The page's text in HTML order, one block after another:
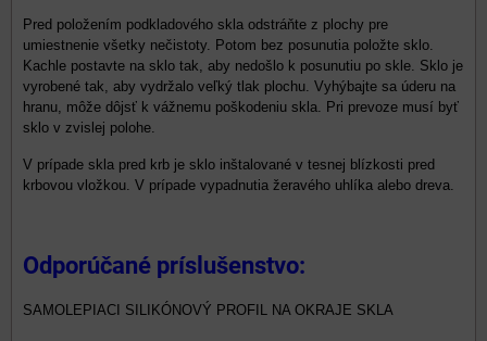
Pred položením podkladového skla odstráňte z plochy pre
umiestnenie všetky nečistoty. Potom bez posunutia položte sklo.
Kachle postavte na sklo tak, aby nedošlo k posunutiu po skle. Sklo je
vyrobené tak, aby vydržalo veľký tlak plochu. Vyhýbajte sa úderu na
hranu, môže dôjsť k vážnemu poškodeniu skla. Pri prevoze musí byť
sklo v zvislej polohe.
V prípade skla pred krb je sklo inštalované v tesnej blízkosti pred
krbovou vložkou. V prípade vypadnutia žeravého uhlíka alebo dreva.
Odporúčané príslušenstvo:
SAMOLEPIACI SILIKÓNOVÝ PROFIL NA OKRAJE SKLA